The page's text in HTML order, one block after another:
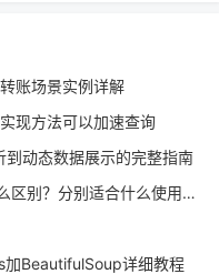
账场景实例详解
现方法可以加速查询
动态数据展示的完整指南
？分别适合什么使用场景？
BeautifulSoup详细教程